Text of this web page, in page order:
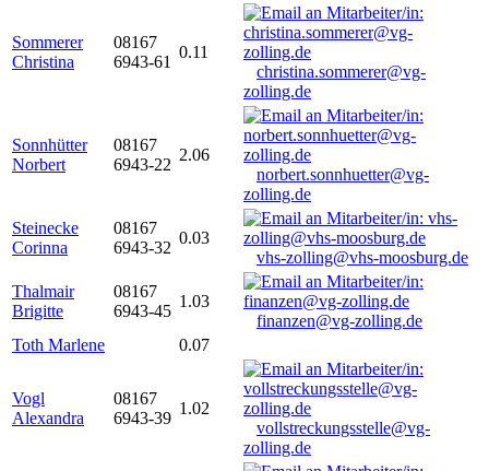
Sommerer
Christina
08167
6943-61
0.11
christina.sommerer@vg-
zolling.de
Sonnhütter
Norbert
08167
6943-22
2.06
norbert.sonnhuetter@vg-
zolling.de
Steinecke
Corinna
08167
6943-32
0.03
vhs-zolling@vhs-moosburg.de
Thalmair
Brigitte
08167
6943-45
1.03
finanzen@vg-zolling.de
Toth Marlene
0.07
Vogl
Alexandra
08167
6943-39
1.02
vollstreckungsstelle@vg-
zolling.de